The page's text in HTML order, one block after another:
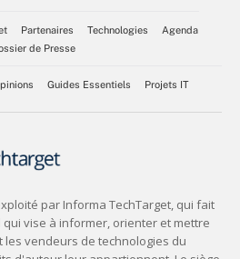
Partenaires Technologies
Agenda
de Presse
Guides Essentiels Projets IT